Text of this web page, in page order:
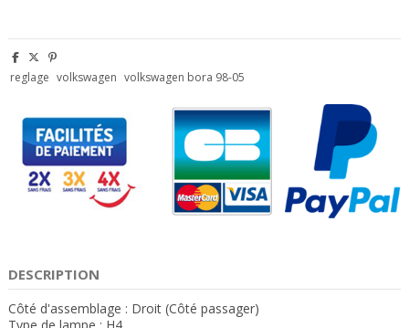
reglage volkswagen volkswagen bora 98-05
DESCRIPTION
Côté d'assemblage : Droit (Côté passager)